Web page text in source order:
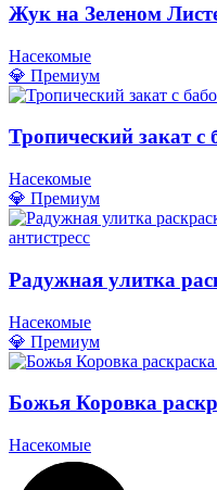
Жук на Зеленом
Насекомые
💎 Премиум
Тропический закат с
Насекомые
💎 Премиум
Радужная улитка
Насекомые
💎 Премиум
Божья Коровка
Насекомые